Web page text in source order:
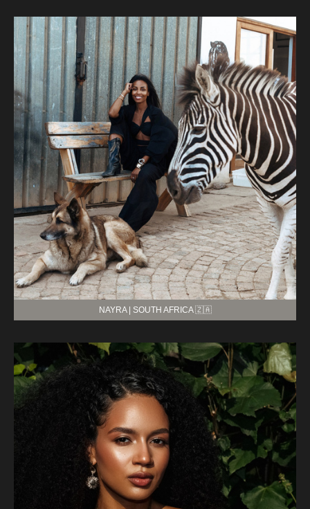
NAYRA | SOUTH AFRICA 🇿🇦